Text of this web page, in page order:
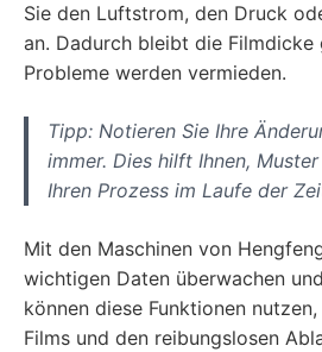
Sie den Luftstrom, den Druck
an. Dadurch bleibt die Filmdicke
Probleme werden vermieden.
Tipp: Notieren Sie Ihre
immer. Dies hilft Ihnen,
Ihren Prozess im Laufe der
Mit den Maschinen von
wichtigen Daten überwachen
können diese Funktionen
Films und den reibungslosen